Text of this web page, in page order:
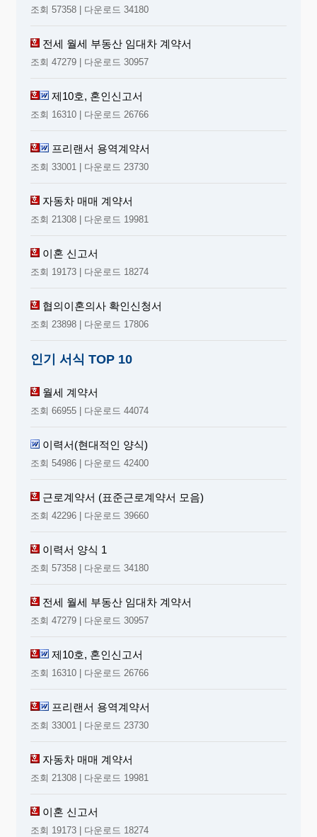
조회 57358 | 다운로드 34180
전세 월세 부동산 임대차 계약서
조회 47279 | 다운로드 30957
제10호, 혼인신고서
조회 16310 | 다운로드 26766
프리랜서 용역계약서
조회 33001 | 다운로드 23730
자동차 매매 계약서
조회 21308 | 다운로드 19981
이혼 신고서
조회 19173 | 다운로드 18274
협의이혼의사 확인신청서
조회 23898 | 다운로드 17806
인기 서식 TOP 10
월세 계약서
조회 66955 | 다운로드 44074
이력서(현대적인 양식)
조회 54986 | 다운로드 42400
근로계약서 (표준근로계약서 모음)
조회 42296 | 다운로드 39660
이력서 양식 1
조회 57358 | 다운로드 34180
전세 월세 부동산 임대차 계약서
조회 47279 | 다운로드 30957
제10호, 혼인신고서
조회 16310 | 다운로드 26766
프리랜서 용역계약서
조회 33001 | 다운로드 23730
자동차 매매 계약서
조회 21308 | 다운로드 19981
이혼 신고서
조회 19173 | 다운로드 18274